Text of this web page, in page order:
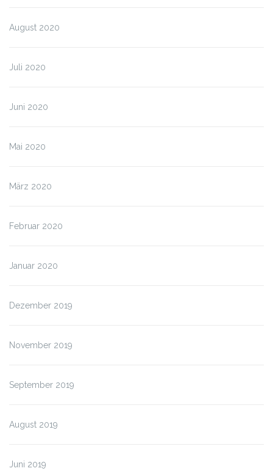
August 2020
Juli 2020
Juni 2020
Mai 2020
März 2020
Februar 2020
Januar 2020
Dezember 2019
November 2019
September 2019
August 2019
Juni 2019